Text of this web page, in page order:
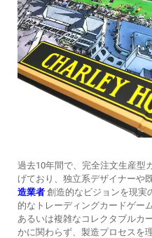
過去10年間で、完全注文生産型
げており、独立系デザイナーや
造業者 創造的なビジョンを現実
的なトレーディングカードゲー
あるいは複雑なコレクタブルカ
かに関わらず、製造プロセスを